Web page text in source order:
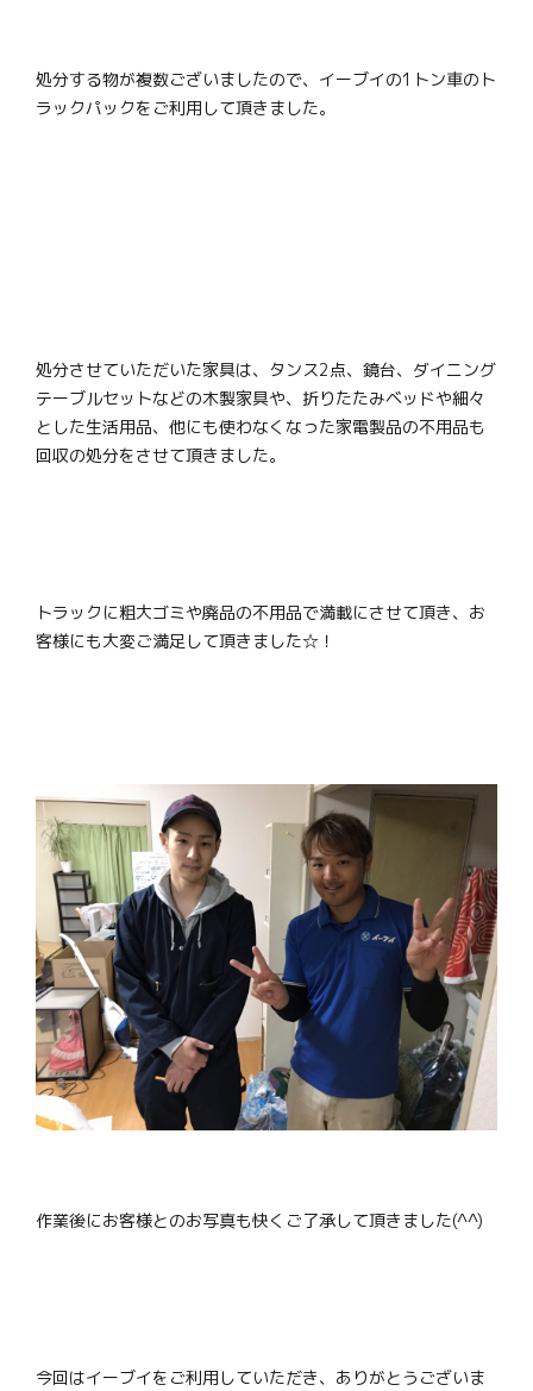
処分する物が複数ございましたので、イーブイの1トン車のト
ラックパックをご利用して頂きました。
処分させていただいた家具は、タンス2点、鏡台、ダイニング
テーブルセットなどの木製家具や、折りたたみベッドや細々
とした生活用品、他にも使わなくなった家電製品の不用品も
回収の処分をさせて頂きました。
トラックに粗大ゴミや廃品の不用品で満載にさせて頂き、お
客様にも大変ご満足して頂きました☆！
作業後にお客様とのお写真も快くご了承して頂きました(^^)
今回はイーブイをご利用していただき、ありがとうございま